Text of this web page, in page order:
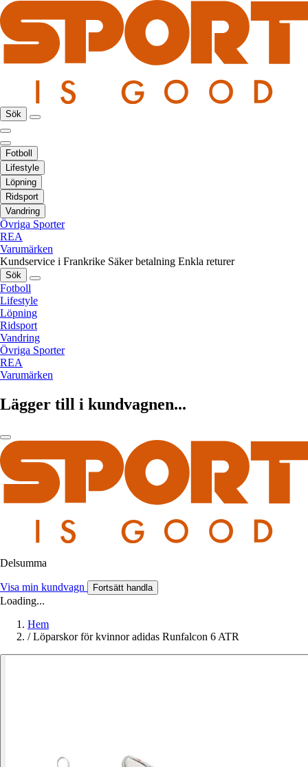
Sök
Fotboll
Lifestyle
Löpning
Ridsport
Vandring
Övriga Sporter
REA
Varumärken
Kundservice i Frankrike Säker betalning Enkla returer
Sök
Fotboll
Lifestyle
Löpning
Ridsport
Vandring
Övriga Sporter
REA
Varumärken
Lägger till i kundvagnen...
Delsumma
Visa min kundvagn Fortsätt handla
Loading...
Hem
/ Löparskor för kvinnor adidas Runfalcon 6 ATR